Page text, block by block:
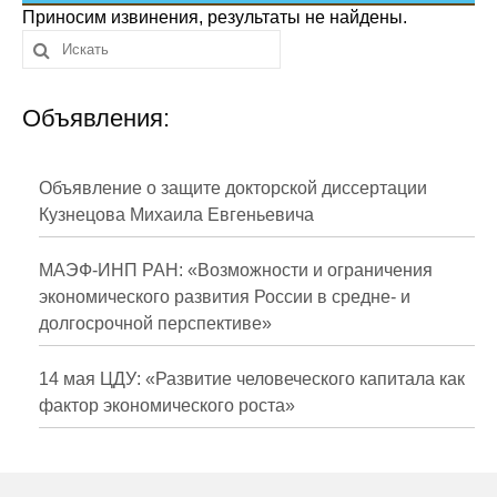
Сотрудники
Отчетность
Противодействие коррупции
Публикации
Научная жизнь
Издания
Проблемы прогнозирования
О журнале
Приносим извинения, результаты не найдены.
Объявления:
Объявление о защите докторской диссертации
Кузнецова Михаила Евгеньевича
МАЭФ-ИНП РАН: «Возможности и ограничения
экономического развития России в средне- и
долгосрочной перспективе»
14 мая ЦДУ: «Развитие человеческого капитала как
фактор экономического роста»